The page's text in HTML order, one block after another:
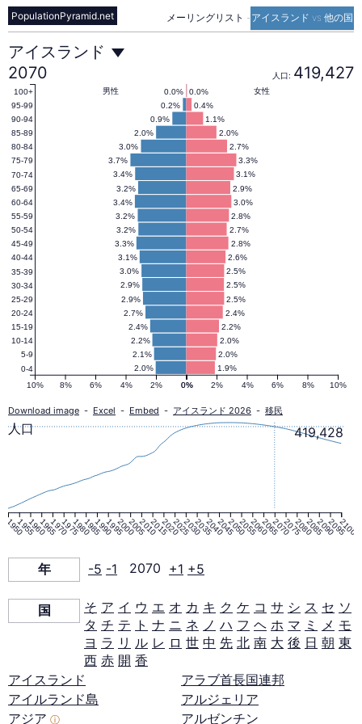
メーリングリスト - アイスランド vs 他の国
PopulationPyramid.net
ア
イ
ス
ラ
ン
ド
の
人
口
ラ
ミ
ッ
2070
アイスランド
2070
人口: 419,427
1.9%
2.0%
2.0%
2.1%
2.0%
2.2%
2.2%
2.4%
2.4%
2.7%
2.5%
2.9%
2.5%
2.9%
2.5%
3.0%
2.6%
3.1%
2.8%
3.3%
2.7%
3.2%
2.8%
3.2%
3.0%
3.4%
2.9%
3.2%
3.1%
3.4%
3.3%
3.7%
2.7%
3.0%
2.0%
2.0%
1.1%
0.9%
0.4%
0.2%
0.0%
0.0% 女性
男性
0% 2% 4% 6% 8% 10%
10% 8% 6% 4% 2% 0%
0-4
5-9
10-14
15-19
20-24
25-29
30-34
35-39
40-44
45-49
50-54
55-59
60-64
65-69
70-74
75-79
80-84
85-89
90-94
95-99
100+
Download image - Excel - Embed - アイスランド 2026 - 移民
1950195519601965197019751980198519901995200020052010201520202025203020352040204520502055206020652070207520802085209020952100
419,428
人口
年 -5 -1 2070 +1 +5
国 そ ア イ ウ エ オ カ キ ク ケ コ サ シ ス セ ソ
タ チ テ ト ナ ニ ネ ノ ハ フ ヘ ホ マ ミ メ モ
ヨ ラ リ ル レ ロ 世 中 先 北 南 大 後 日 朝 東
西 赤 開 香
アイスランド
アイルランド島
アジア ⓘ
アラブ首長国連邦
アルジェリア
アルゼンチン